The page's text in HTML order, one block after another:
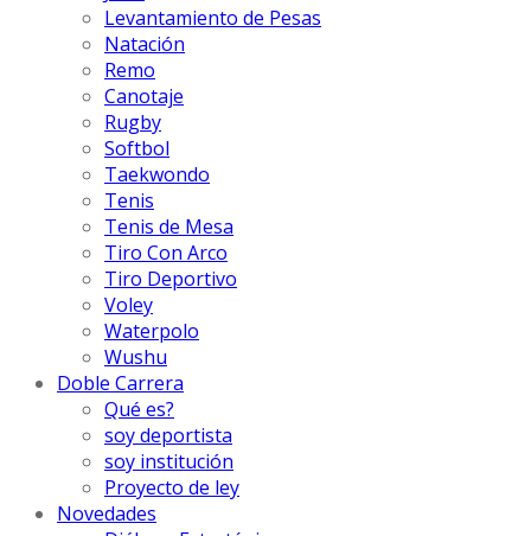
Levantamiento de Pesas
Natación
Remo
Canotaje
Rugby
Softbol
Taekwondo
Tenis
Tenis de Mesa
Tiro Con Arco
Tiro Deportivo
Voley
Waterpolo
Wushu
Doble Carrera
Qué es?
soy deportista
soy institución
Proyecto de ley
Novedades